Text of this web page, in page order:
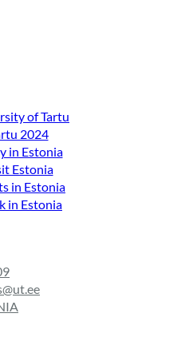
of Tartu
2024
in Estonia
Estonia
in Estonia
in Estonia